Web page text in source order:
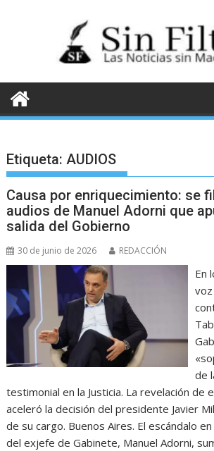
Etiqueta:AUDIOS
Causa por enriquecimiento: se
audios de Manuel Adorni que
salida del Gobierno
30 de junio de 2026 REDACCIÓN
En
de
testimonial en la Justicia. La revelación de
aceleró la decisión del presidente Javier
de su cargo. Buenos Aires. El escándalo
del exjefe de Gabinete, Manuel Adorni,